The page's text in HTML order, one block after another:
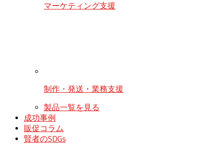
マーケティング支援
制作・発送・業務支援
製品一覧を見る
成功事例
販促コラム
賢者のSDGs